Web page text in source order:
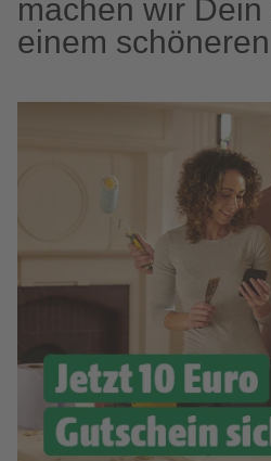
machen wir
einem